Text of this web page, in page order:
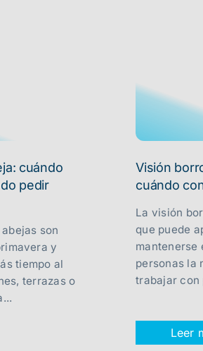
cuándo
pedir
son
y
tiempo al
terrazas o
Visión
cuándo
La visión
que puede
mantenerse
personas la
trabajar con
Leer